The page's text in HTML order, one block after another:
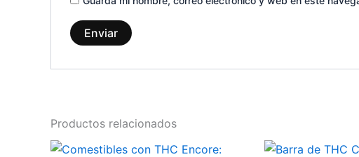
Productos relacionados